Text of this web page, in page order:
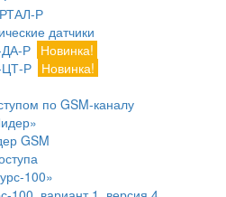
Р
датчики
Р Новинка!
Р
Новинка!
по GSM-каналу
GSM
100»